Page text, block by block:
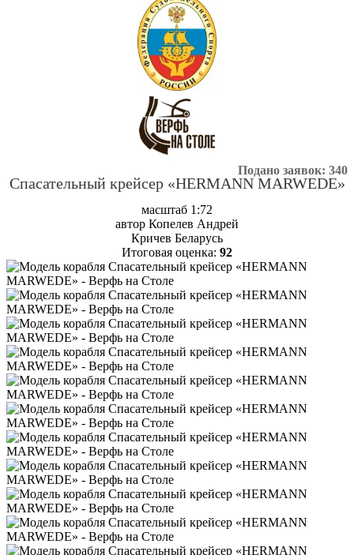
Подано заявок: 340
Cпасательный крейсер «HERMANN MARWEDE»
масштаб 1:72
автор Копелев Андрей
Кричев Беларусь
Итоговая оценка: 92